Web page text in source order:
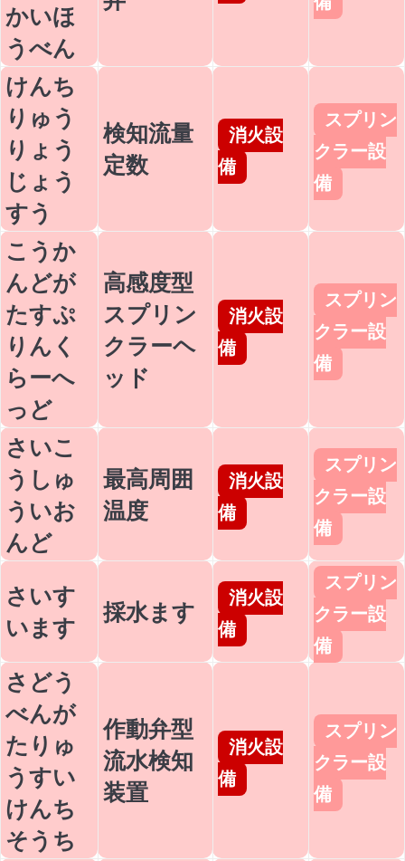
かいほ
うべん
けんち
りゅう
りょう
じょう
すう
検知流量
定数
消火設
備
スプリン
クラー設
備
こうか
んどが
たすぷ
りんく
らーへ
っど
高感度型
スプリン
クラーヘ
ッド
消火設
備
スプリン
クラー設
備
さいこ
うしゅ
ういお
んど
最高周囲
温度
消火設
備
スプリン
クラー設
備
さいす
います
採水ます
消火設
備
スプリン
クラー設
備
さどう
べんが
たりゅ
うすい
けんち
そうち
作動弁型
流水検知
装置
消火設
備
スプリン
クラー設
備